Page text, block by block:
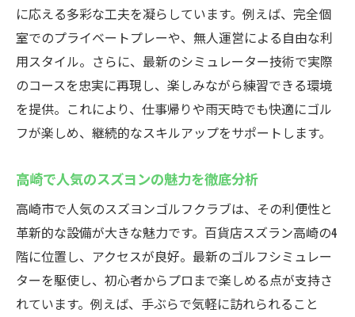
に応える多彩な工夫を凝らしています。例えば、完全個
室でのプライベートプレーや、無人運営による自由な利
用スタイル。さらに、最新のシミュレーター技術で実際
のコースを忠実に再現し、楽しみながら練習できる環境
を提供。これにより、仕事帰りや雨天時でも快適にゴル
フが楽しめ、継続的なスキルアップをサポートします。
高崎で人気のスズヨンの魅力を徹底分析
高崎市で人気のスズヨンゴルフクラブは、その利便性と
革新的な設備が大きな魅力です。百貨店スズラン高崎の4
階に位置し、アクセスが良好。最新のゴルフシミュレー
ターを駆使し、初心者からプロまで楽しめる点が支持さ
れています。例えば、手ぶらで気軽に訪れられること